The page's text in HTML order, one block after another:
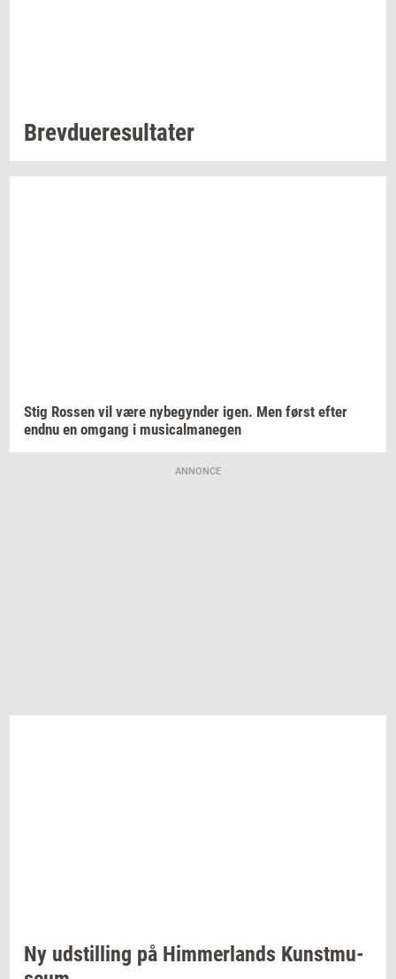
Brev­du­e­re­sul­ta­ter
Stig Ros­sen vil være ny­be­gyn­der igen. Men først efter
endnu en om­gang i mu­si­cal­ma­ne­gen
ANNONCE
Ny ud­stil­ling på Him­mer­lands Kunst­mu­